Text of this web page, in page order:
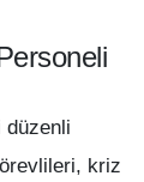
düzenli
kriz